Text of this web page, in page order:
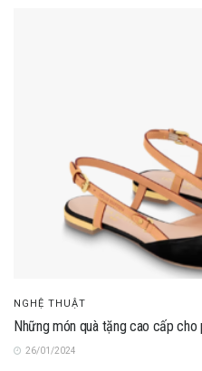
NGHỆ THUẬT
Những món quà tặng cao cấp cho
26/01/2024